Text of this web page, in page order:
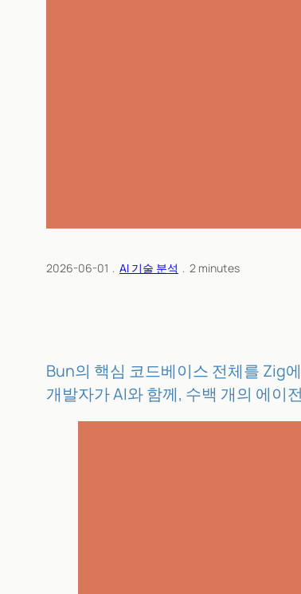
2026-06-01 ﹒ AI 기술 분석 ﹒ 2 minutes
Bun의 핵심 코드베이스 전체를 Zig
개발자가 AI와 함께, 수백 개의 에이